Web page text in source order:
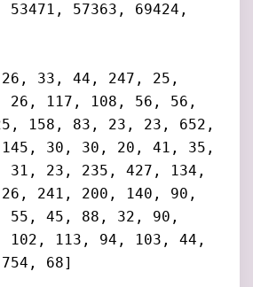
53471, 57363, 69424,
33, 44, 247, 25,
26, 117, 108, 56, 56,
158, 83, 23, 23, 652,
30, 30, 20, 41, 35,
31, 23, 235, 427, 134,
241, 200, 140, 90,
55, 45, 88, 32, 90,
102, 113, 94, 103, 44,
68]